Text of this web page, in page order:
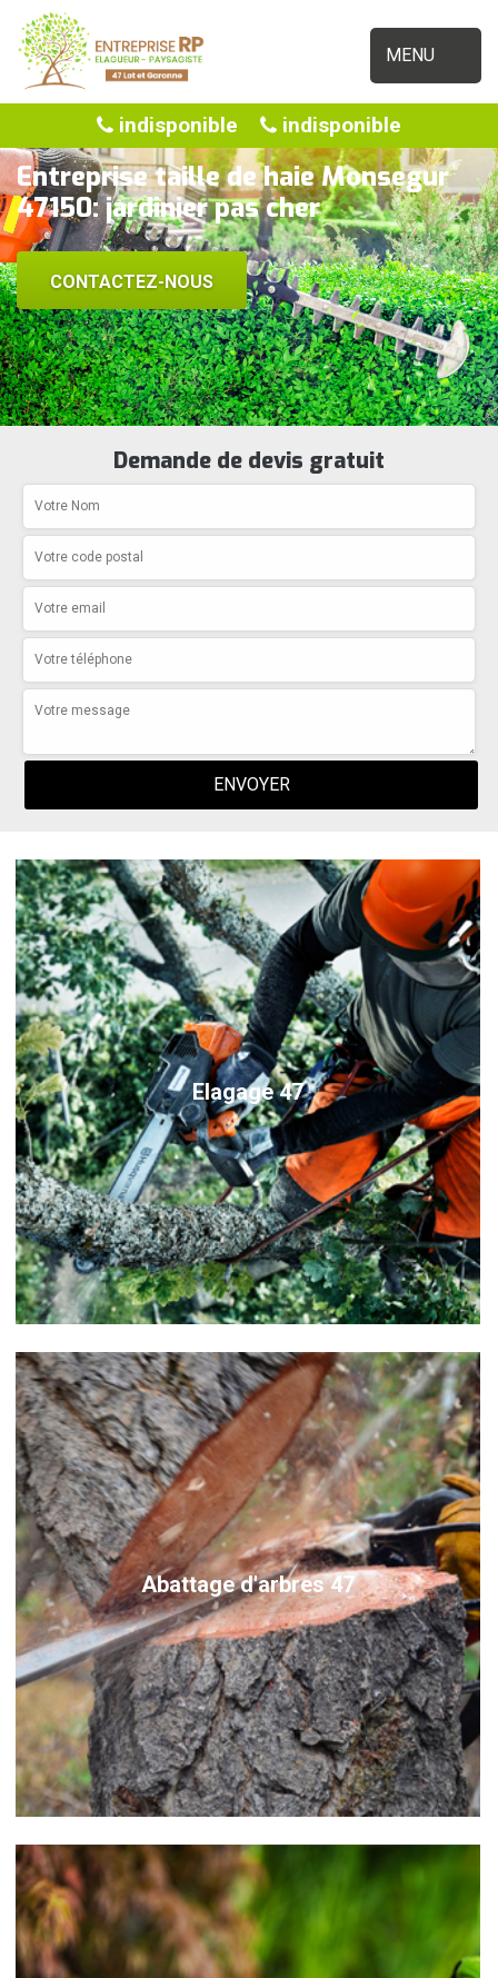
MENU
indisponible indisponible
Entreprise taille de haie Monsegur
47150: jardinier pas cher
CONTACTEZ-NOUS
Demande de devis gratuit
Elagage 47
Abattage d'arbres 47